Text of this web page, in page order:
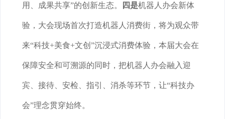
用、成果共享”的创新生态。 四是机器人办会新体
验，大会现场首次打造机器人消费街，将为观众带
来“科技+美食+文创”沉浸式消费体验，本届大会在
保障安全和可溯源的同时，把机器人办会融入迎
宾、接待、安检、指引、消杀等环节，让“科技办
会”理念贯穿始终。